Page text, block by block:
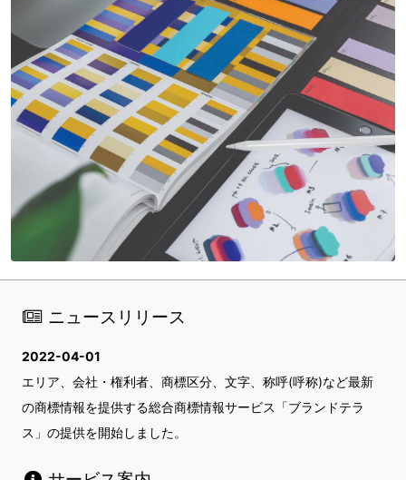
ニュースリリース
2022-04-01
エリア、会社・権利者、商標区分、文字、称呼(呼称)など最新
の商標情報を提供する総合商標情報サービス「ブランドテラ
ス」の提供を開始しました。